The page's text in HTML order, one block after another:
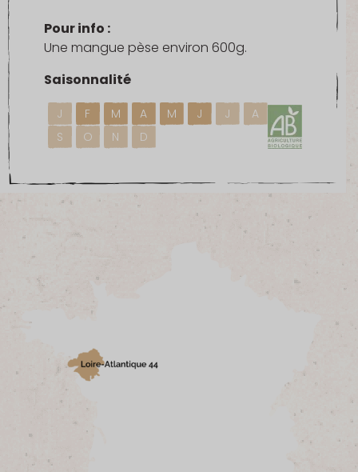
Pour info :
Une mangue pèse environ 600g.
Saisonnalité
J F M A M J J
A
S
O N D